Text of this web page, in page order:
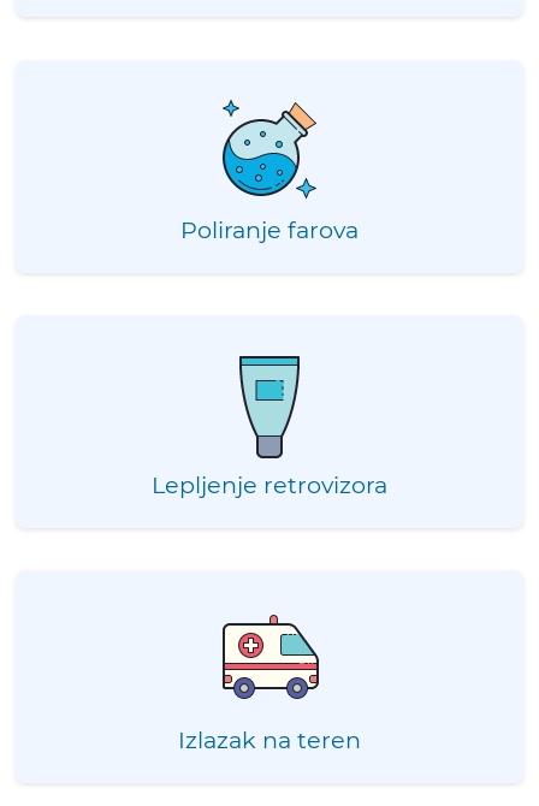
Poliranje farova
Lepljenje retrovizora
Izlazak na teren